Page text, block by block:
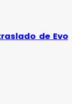
de Evo